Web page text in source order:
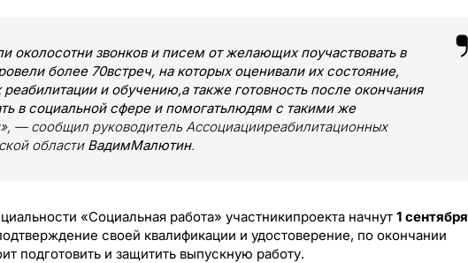
околосотни звонков и писем от желающих поучаствовать в
более 70встреч, на которых оценивали их состояние,
и обучению,а также готовность после окончания
в социальной сфере и помогатьлюдям с такими же
», — сообщил руководитель Ассоциацииреабилитационных
области ВадимМалютин.
«Социальная работа» участникипроекта начнут 1 сентября
своей квалификации и удостоверение, по окончании
подготовить и защитить выпускную работу.